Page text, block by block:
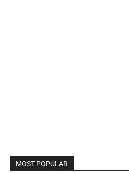
MOST POPULAR